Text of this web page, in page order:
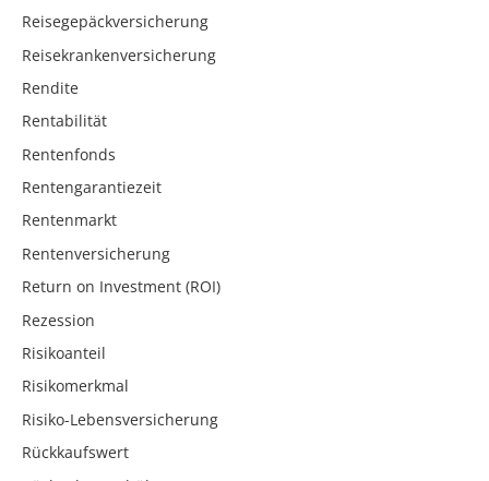
Reisegepäckversicherung
Reisekrankenversicherung
Rendite
Rentabilität
Rentenfonds
Rentengarantiezeit
Rentenmarkt
Rentenversicherung
Return on Investment (ROI)
Rezession
Risikoanteil
Risikomerkmal
Risiko-Lebensversicherung
Rückkaufswert